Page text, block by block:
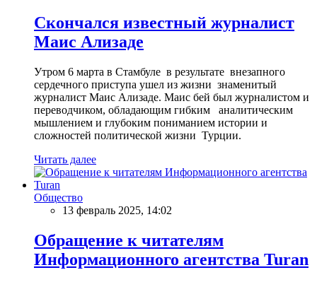
Скончался известный журналист
Маис Ализаде
Утром 6 марта в Стамбуле в результате внезапного
сердечного приступа ушел из жизни знаменитый
журналист Маис Ализаде. Маис бей был журналистом и
переводчиком, обладающим гибким аналитическим
мышлением и глубоким пониманием истории и
сложностей политической жизни Турции.
Читать далее
Общество
13 февраль 2025, 14:02
Обращение к читателям
Информационного агентства Turan